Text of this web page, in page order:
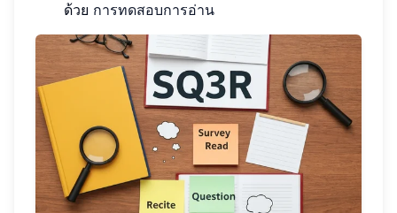
ด้วย การทดสอบการอ่าน